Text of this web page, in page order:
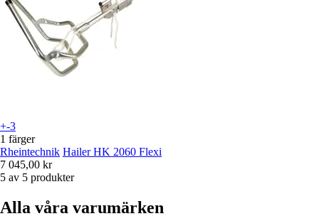
+-3
1 färger
Rheintechnik Hailer HK 2060 Flexi
7 045,00 kr
5 av 5 produkter
Alla våra varumärken